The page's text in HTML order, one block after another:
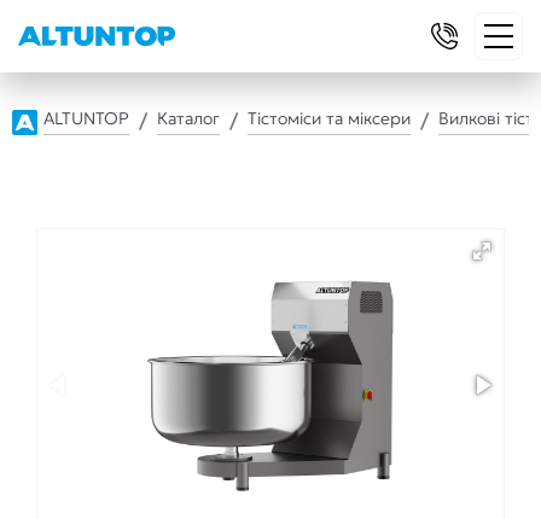
ALTUNTOP Каталог Тістоміси та міксери Вилкові